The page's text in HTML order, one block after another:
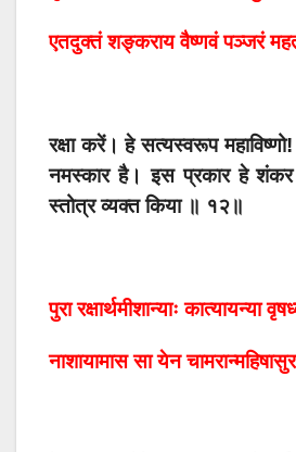
एतदुक्तं शङ्कराय वैष्णवं पञ्जरं
रक्षा करें। हे सत्यस्वरूप
नमस्कार है। इस प्रकार हे
स्तोत्र व्यक्त किया ॥ १२॥
पुरा रक्षार्थमीशान्याः कात्यायन्या
नाशायामास सा येन